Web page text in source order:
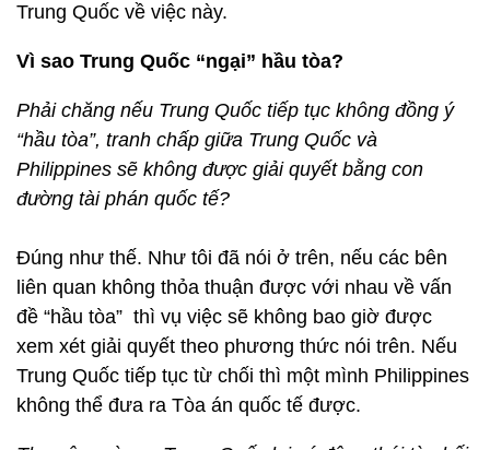
Trung Quốc về việc này.
Vì sao Trung Quốc “ngại” hầu tòa?
Phải chăng nếu Trung Quốc tiếp tục không đồng ý
“hầu tòa”, tranh chấp giữa Trung Quốc và
Philippines sẽ không được giải quyết bằng con
đường tài phán quốc tế?
Đúng như thế. Như tôi đã nói ở trên, nếu các bên
liên quan không thỏa thuận được với nhau về vấn
đề “hầu tòa” thì vụ việc sẽ không bao giờ được
xem xét giải quyết theo phương thức nói trên. Nếu
Trung Quốc tiếp tục từ chối thì một mình Philippines
không thể đưa ra Tòa án quốc tế được.